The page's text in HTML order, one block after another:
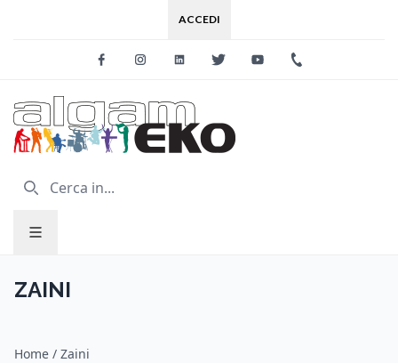
ACCEDI
FacebookInstagramLinkedinTwitter Youtube
ZAINI
Home / Zaini